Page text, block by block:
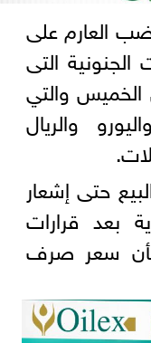
العارم على
التى
والتي
والريال
حتى إشعار
بعد قرارات
سعر صرف